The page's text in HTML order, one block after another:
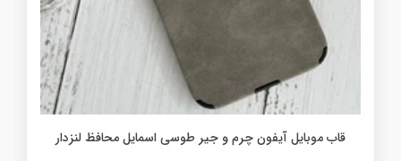
قاب موبایل آیفون چرم و جیر طوسی اسمایل محافظ لنزدار